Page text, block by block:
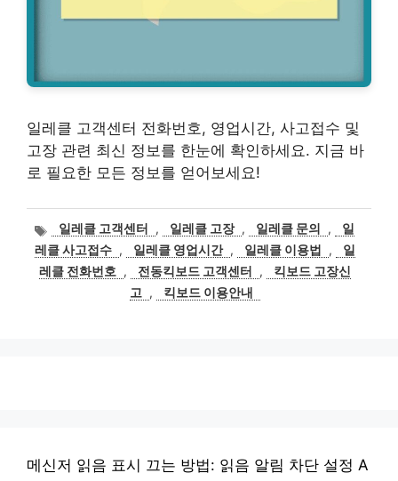
일레클 고객센터 전화번호, 영업시간, 사고접수 및
고장 관련 최신 정보를 한눈에 확인하세요. 지금 바
로 필요한 모든 정보를 얻어보세요!
태
그
일레클 고객센터 , 일레클 고장 , 일레클 문의 ,
일
레클 사고접수 , 일레클 영업시간 , 일레클 이용법 ,
일
레클 전화번호
, 전동킥보드 고객센터 ,
킥보드 고장신
고
, 킥보드 이용안내
메신저 읽음 표시 끄는 방법: 읽음 알림 차단 설정 A